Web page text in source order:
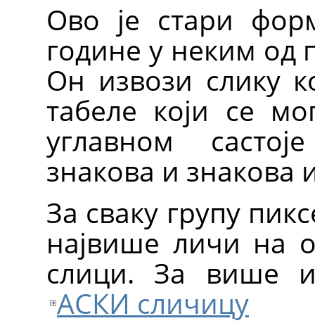
Ово је стари
године у неким од
Он извози слику
табеле који се
углавном
знакова и знакова
За сваку групу
највише личи на
слици. За више
АСКИ сличицу